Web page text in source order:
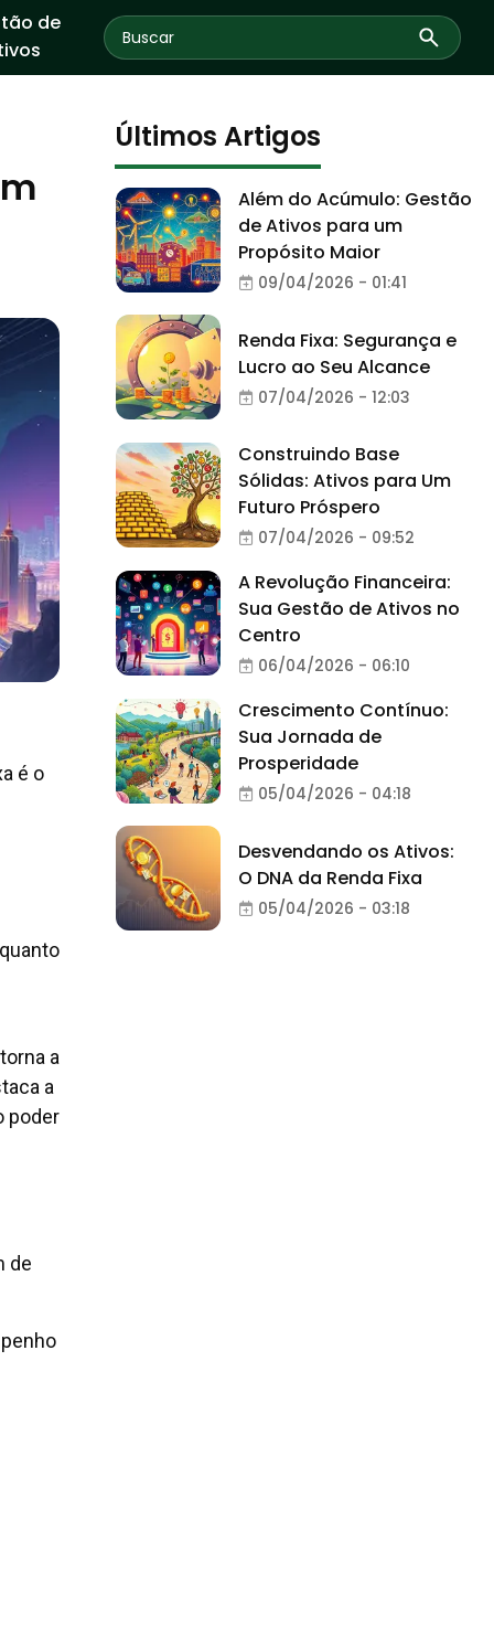
de
é o
a
a
poder
de
Últimos Artigos
Além do Acúmulo: Gestão
de Ativos para um
Propósito Maior
09/04/2026 - 01:41
Renda Fixa: Segurança e
Lucro ao Seu Alcance
07/04/2026 - 12:03
Construindo Base
Sólidas: Ativos para Um
Futuro Próspero
07/04/2026 - 09:52
A Revolução Financeira:
Sua Gestão de Ativos no
Centro
06/04/2026 - 06:10
Crescimento Contínuo:
Sua Jornada de
Prosperidade
05/04/2026 - 04:18
Desvendando os Ativos:
O DNA da Renda Fixa
05/04/2026 - 03:18